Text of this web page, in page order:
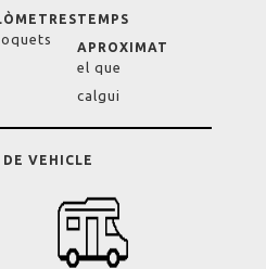
TEMPS
APROXIMAT
el que
calgui
VEHICLE